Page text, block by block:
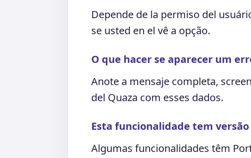
Depende de la permiso del
se usted en el vê a opção.
O que hacer se aparecer um
Anote a mensaje completa,
del Quaza com esses dados.
Esta funcionalidade tem
Algumas funcionalidades têm